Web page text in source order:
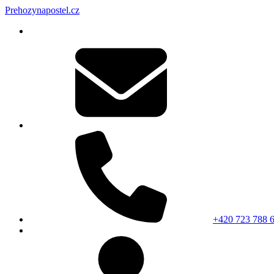
Prehozynapostel.cz
+420 723 788